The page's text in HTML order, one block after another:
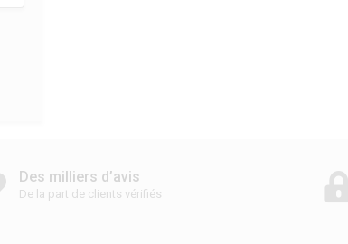
Des milliers d’avis
De la part de clients vérifiés